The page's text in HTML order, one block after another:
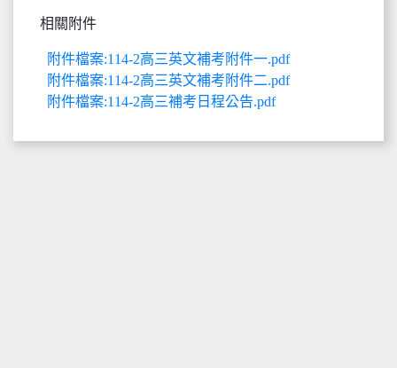
相關附件
附件檔案:114-2高三英文補考附件一.pdf
附件檔案:114-2高三英文補考附件二.pdf
附件檔案:114-2高三補考日程公告.pdf